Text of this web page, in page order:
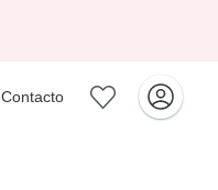
Contacto